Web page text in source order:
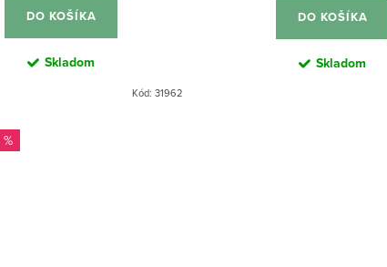
DO KOŠÍKA
Skladom
Kód:31962
DO KOŠÍKA
Skladom